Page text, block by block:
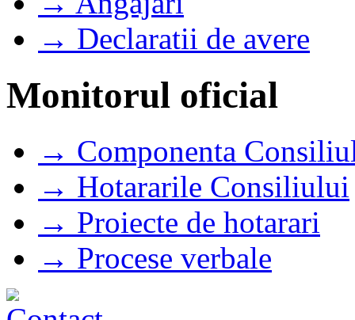
→ Declaratii de avere
Monitorul oficial
→ Componenta
→ Hotararile Consiliului
→ Proiecte de hotarari
→ Procese verbale